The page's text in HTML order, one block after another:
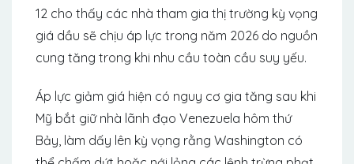
12 cho thấy các nhà tham gia thị trường kỳ vọng
giá dầu sẽ chịu áp lực trong năm 2026 do nguồn
cung tăng trong khi nhu cầu toàn cầu suy yếu.
Áp lực giảm giá hiện có nguy cơ gia tăng sau khi
Mỹ bắt giữ nhà lãnh đạo Venezuela hôm thứ
Bảy, làm dấy lên kỳ vọng rằng Washington có